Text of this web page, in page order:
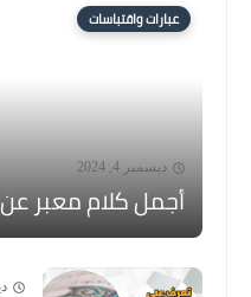
عبارات واقتباسات
ديسمبر 4, 2024
أجمل كلام معبر عن